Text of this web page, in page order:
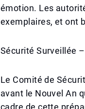
émotion. Les
exemplaires, et ont
Sécurité Surveillée
Le Comité de
avant le Nouvel An
cadre de cette